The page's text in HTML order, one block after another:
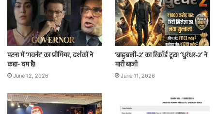
पटना में ‘गवर्नर’ का प्रीमियर, दर्शकों ने
कहा- दम है!
June 12, 2026
‘बाहुबली-2’ का रिकॉर्ड टूटा! ‘धुरंधर-2’ ने
मारी बाजी
June 11, 2026